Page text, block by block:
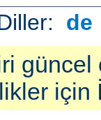
de
güncel
için